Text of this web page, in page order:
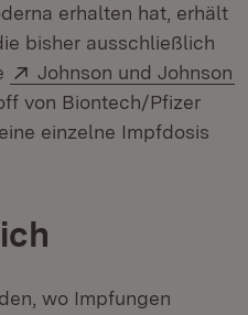
erhalten hat, erhält
bisher ausschließlich
Extern:
Johnson und Johnson
von Biontech/Pfizer
einzelne Impfdosis
wo Impfungen